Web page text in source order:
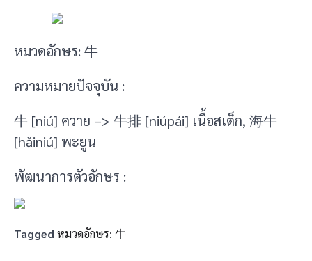
หมวดอักษร: 牛
ความหมายปัจจุบัน :
牛 [niú] ควาย –> 牛排 [niúpái] เนื้อสเต็ก, 海牛
[hǎiniú] พะยูน
พัฒนาการตัวอักษร :
Tagged หมวดอักษร: 牛